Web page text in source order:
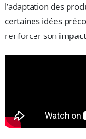
l’adaptation des
certaines idées
renforcer son impact